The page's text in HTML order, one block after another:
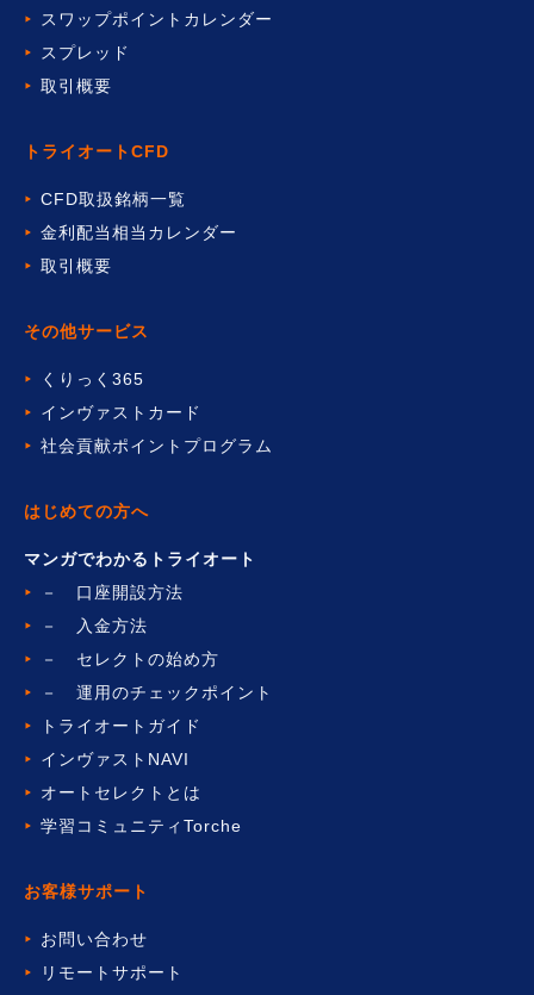
その他サービス
くりっく365
インヴァストカード
社会貢献ポイントプログラム
スワップポイントカレンダー
スプレッド
取引概要
はじめての方へ
マンガでわかるトライオート
－ 口座開設方法
－ 入金方法
－ セレクトの始め方
－ 運用のチェックポイント
トライオートガイド
インヴァストNAVI
オートセレクトとは
学習コミュニティTorche
トライオートCFD
CFD取扱銘柄一覧
金利配当相当カレンダー
取引概要
お客様サポート
お問い合わせ
リモートサポート